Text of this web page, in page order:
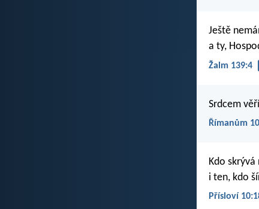
Ještě
a ty,
Žalm 139:4
Srdcem
Římanům
Kdo
i ten, kdo
Přísloví